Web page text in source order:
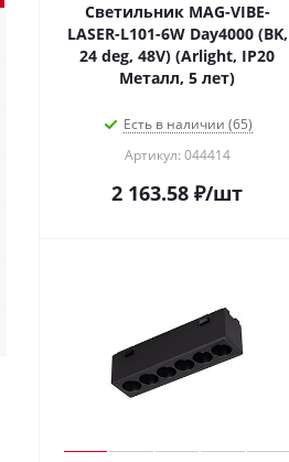
Светильник MAG-VIBE-
LASER-L101-6W Day4000 (BK,
24 deg, 48V) (Arlight, IP20
Металл, 5 лет)
Есть в наличии (65)
Артикул: 044414
2 163.58 ₽/шт